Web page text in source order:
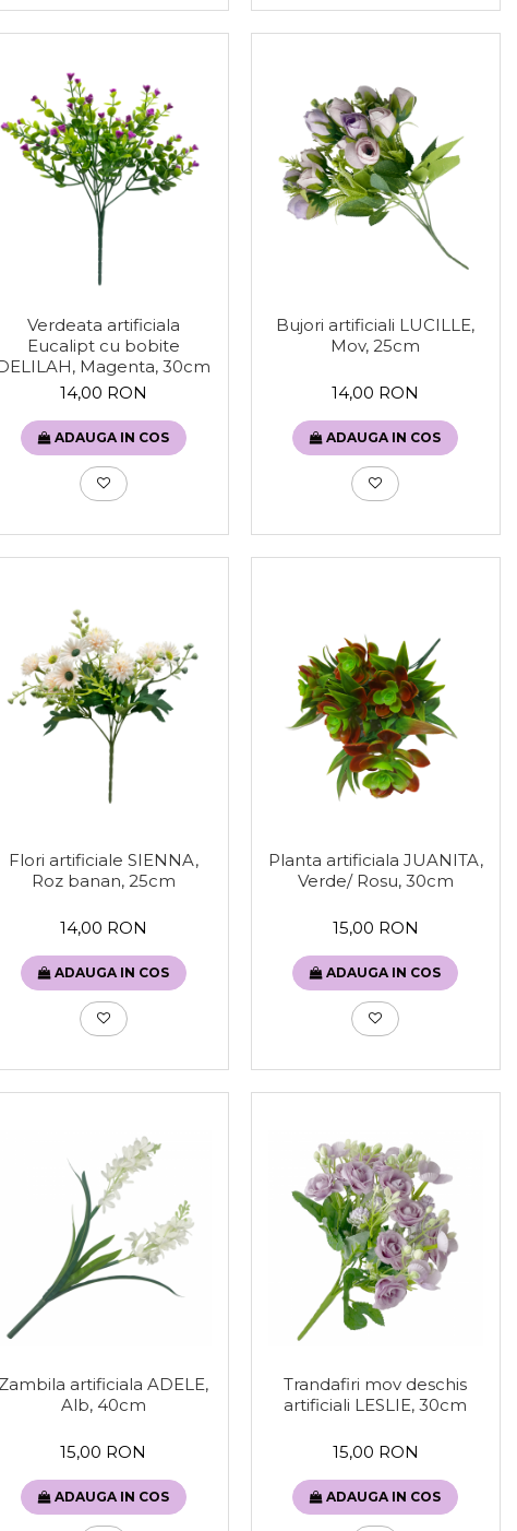
Verdeata artificiala
Eucalipt cu bobite
Magenta, 30cm
14,00 RON
ADAUGA IN COS
Bujori artificiali LUCILLE,
Mov, 25cm
14,00 RON
ADAUGA IN COS
Flori artificiale SIENNA,
Roz banan, 25cm
14,00 RON
ADAUGA IN COS
Planta artificiala JUANITA,
Verde/ Rosu, 30cm
15,00 RON
ADAUGA IN COS
Zambila artificiala ADELE,
Alb, 40cm
15,00 RON
ADAUGA IN COS
Trandafiri mov deschis
artificiali LESLIE, 30cm
15,00 RON
ADAUGA IN COS